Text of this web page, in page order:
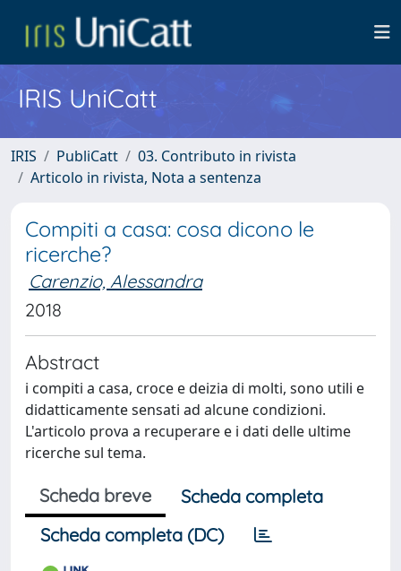
IRIS UniCatt
IRIS PubliCatt
03. Contributo in rivista
Articolo in rivista, Nota a sentenza
Compiti a casa: cosa dicono le
ricerche?
Carenzio, Alessandra
2018
Abstract
i compiti a casa, croce e deizia di molti, sono utili e
didatticamente sensati ad alcune condizioni.
L'articolo prova a recuperare e i dati delle ultime
ricerche sul tema.
Scheda breve
Scheda completa
Scheda completa (DC)